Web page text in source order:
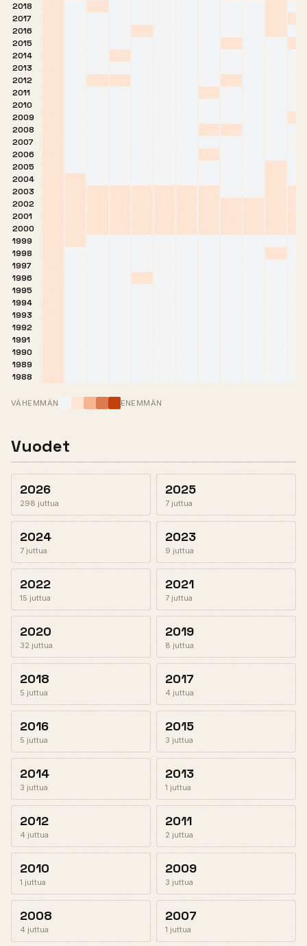
2018
2017
2016
2015
2014
2013
2012
2011
2010
2009
2008
2007
2006
2005
2004
2003
2002
2001
2000
1999
1998
1997
1996
1995
1994
1993
1992
1991
1990
1989
1988
VÄHEMMÄN ENEMMÄN
Vuodet
2026
298 juttua
2025
7 juttua
2024
7 juttua
2023
9 juttua
2022
15 juttua
2021
7 juttua
2020
32 juttua
2019
8 juttua
2018
5 juttua
2017
4 juttua
2016
5 juttua
2015
3 juttua
2014
3 juttua
2013
1 juttua
2012
4 juttua
2011
2 juttua
2010
1 juttua
2009
3 juttua
2008
4 juttua
2007
1 juttua